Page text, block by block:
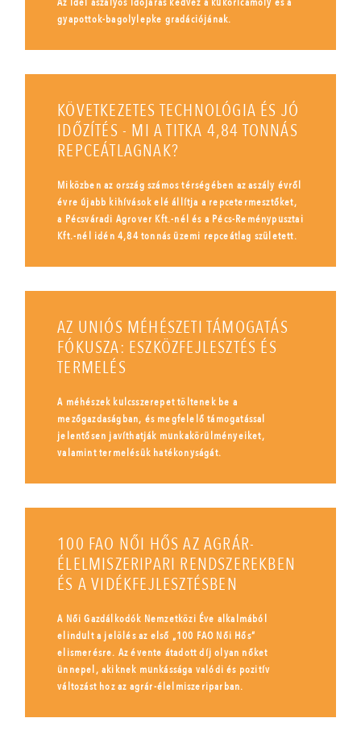
gyapottok-bagolylepke gradációjának.
KÖVETKEZETES TECHNOLÓGIA ÉS JÓ
IDŐZÍTÉS - MI A TITKA 4,84 TONNÁS
REPCEÁTLAGNAK?
Miközben az ország számos térségében az aszály évről
évre újabb kihívások elé állítja a repcetermesztőket,
a Pécsváradi Agrover Kft.-nél és a Pécs-Reménypusztai
Kft.-nél idén 4,84 tonnás üzemi repceátlag született.
AZ UNIÓS MÉHÉSZETI TÁMOGATÁS
FÓKUSZA: ESZKÖZFEJLESZTÉS ÉS
TERMELÉS
A méhészek kulcsszerepet töltenek be a
mezőgazdaságban, és megfelelő támogatással
jelentősen javíthatják munkakörülményeiket,
valamint termelésük hatékonyságát.
100 FAO NŐI HŐS AZ AGRÁR-
ÉLELMISZERIPARI RENDSZEREKBEN
ÉS A VIDÉKFEJLESZTÉSBEN
A Női Gazdálkodók Nemzetközi Éve alkalmából
elindult a jelölés az első „100 FAO Női Hős”
elismerésre. Az évente átadott díj olyan nőket
ünnepel, akiknek munkássága valódi és pozitív
változást hoz az agrár-élelmiszeriparban.